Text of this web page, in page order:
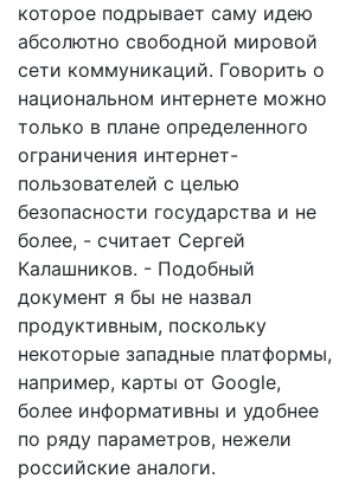
которое подрывает саму идею
абсолютно свободной мировой
сети коммуникаций. Говорить о
национальном интернете можно
только в плане определенного
ограничения интернет-
пользователей с целью
безопасности государства и не
более, - считает Сергей
Калашников. - Подобный
документ я бы не назвал
продуктивным, поскольку
некоторые западные платформы,
например, карты от Google,
более информативны и удобнее
по ряду параметров, нежели
российские аналоги.